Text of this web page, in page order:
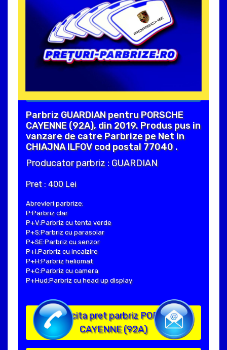
Parbriz GUARDIAN pentru PORSCHE
CAYENNE (92A), din 2019. Produs pus in
vanzare de catre Parbrize pe Net in
CHIAJNA ILFOV cod postal 77040 .
Producator parbriz : GUARDIAN
Pret : 400 Lei
Abrevieri parbrize:
P:Parbriz clar
P+V:Parbriz cu tenta verde
P+S:Parbriz cu parasolar
P+SE:Parbriz cu senzor
P+I:Parbriz cu incalzire
P+H:Parbriz heliomat
P+C:Parbriz cu camera
P+Hud:Parbriz cu head up display
Solicita pret parbriz PORSCHE
CAYENNE (92A)